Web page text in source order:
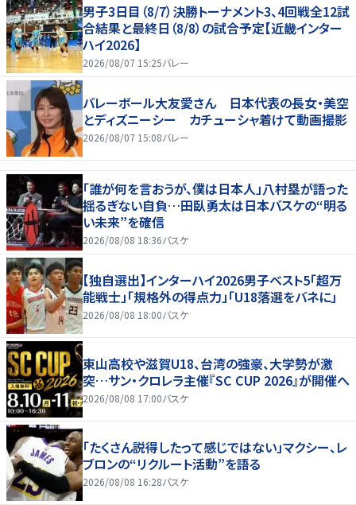
男子3日目（8/7）決勝トーナメント3、4回戦全12試
合結果と最終日（8/8）の試合予定【近畿インター
ハイ2026】
2026/08/07 15:25バレー
バレーボール大友愛さん 日本代表の長女・美空
とディズニーシー カチューシャ着けて動画撮影
2026/08/07 15:08バレー
「誰が何を言おうが、僕は日本人」八村塁が語った
揺るぎない自負…田臥勇太は日本バスケの“明る
い未来”を確信
2026/08/08 18:36バスケ
【独自選出】インターハイ2026男子ベスト5「超万
能戦士」「規格外の得点力」「U18落選をバネに」
2026/08/08 18:00バスケ
東山高校や滋賀U18、台湾の強豪、大学勢が激
突…サン・クロレラ主催『SC CUP 2026』が開催へ
2026/08/08 17:00バスケ
「たくさん説得したって感じではない」マクシー、レ
ブロンの“リクルート活動”を語る
2026/08/08 16:28バスケ